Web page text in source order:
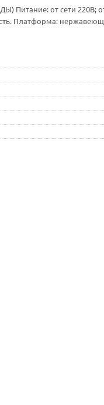
Питание: от сети 220В;
Платформа: